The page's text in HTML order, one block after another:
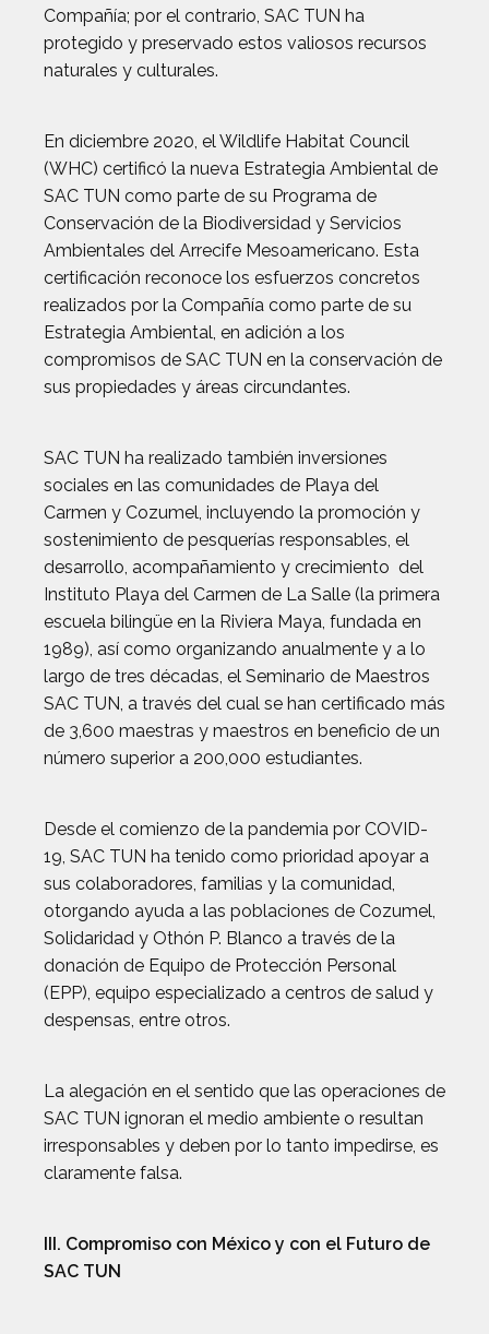
Compañía; por el contrario, SAC TUN ha
protegido y preservado estos valiosos recursos
naturales y culturales.
En diciembre 2020, el Wildlife Habitat Council
(WHC) certificó la nueva Estrategia Ambiental de
SAC TUN como parte de su Programa de
Conservación de la Biodiversidad y Servicios
Ambientales del Arrecife Mesoamericano. Esta
certificación reconoce los esfuerzos concretos
realizados por la Compañía como parte de su
Estrategia Ambiental, en adición a los
compromisos de SAC TUN en la conservación de
sus propiedades y áreas circundantes.
SAC TUN ha realizado también inversiones
sociales en las comunidades de Playa del
Carmen y Cozumel, incluyendo la promoción y
sostenimiento de pesquerías responsables, el
desarrollo, acompañamiento y crecimiento del
Instituto Playa del Carmen de La Salle (la primera
escuela bilingüe en la Riviera Maya, fundada en
1989), así como organizando anualmente y a lo
largo de tres décadas, el Seminario de Maestros
SAC TUN, a través del cual se han certificado más
de 3,600 maestras y maestros en beneficio de un
número superior a 200,000 estudiantes.
Desde el comienzo de la pandemia por COVID-
19, SAC TUN ha tenido como prioridad apoyar a
sus colaboradores, familias y la comunidad,
otorgando ayuda a las poblaciones de Cozumel,
Solidaridad y Othón P. Blanco a través de la
donación de Equipo de Protección Personal
(EPP), equipo especializado a centros de salud y
despensas, entre otros.
La alegación en el sentido que las operaciones de
SAC TUN ignoran el medio ambiente o resultan
irresponsables y deben por lo tanto impedirse, es
claramente falsa.
III. Compromiso con México y con el Futuro de
SAC TUN